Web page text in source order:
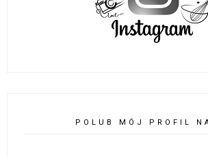
POLUB MÓJ PROFIL